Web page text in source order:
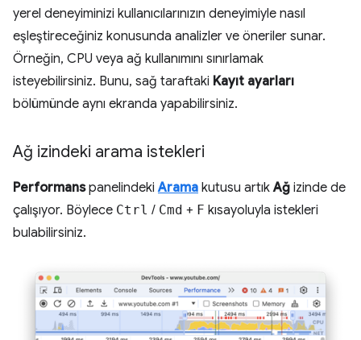
yerel deneyiminizi kullanıcılarınızın deneyimiyle nasıl
eşleştireceğiniz konusunda analizler ve öneriler sunar.
Örneğin, CPU veya ağ kullanımını sınırlamak
isteyebilirsiniz. Bunu, sağ taraftaki Kayıt ayarları
bölümünde aynı ekranda yapabilirsiniz.
Ağ izindeki arama istekleri
PerformanspanelindekiArama kutusu artıkAğ izinde de
çalışıyor. Böylece Ctrl / Cmd + F kısayoluyla istekleri
bulabilirsiniz.